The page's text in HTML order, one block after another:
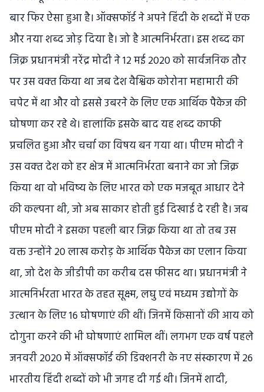
बार फिर ऐसा हुआ है। ऑक्‍सफॉर्ड ने अपने हिंदी के शब्‍दों में एक
और नया शब्‍द जोड़ दिया है। जो है आत्‍मनिर्भरता। इस शब्‍द का
जिक्र प्रधानमंत्री नरेंद्र मोदी ने 12 मई 2020 को सार्वजनिक तौर
पर उस वक्‍त किया था जब देश वैश्विक कोरोना महामारी की
चपेट में था और वो इससे उबरने के लिए एक आर्थिक पैकेज की
घोषणा कर रहे थे। हालांकि इसके बाद यह शब्‍द काफी
प्रचलित हुआ और चर्चा का विषय बन गया था। पीएम मोदी ने
उस वक्‍त देश को हर क्षेत्र में आत्‍मनिर्भरता बनाने का जो जिक्र
किया था वो भविष्‍य के लिए भारत को एक मजबूत आधार देने
की कल्‍पना थी, जो अब साकार होती हुई दिखाई दे रही है। जब
पीएम मोदी ने इसका पहली बार जिक्र किया था तो तब उस
वक्त उन्‍होंने 20 लाख करोड़ के आर्थिक पैकेज का एलान किया
था, जो देश के जीडीपी का करीब दस फीसद था। प्रधानमंत्री ने
आत्‍मनिर्भरता भारत के तहत सूक्ष्म, लघु एवं मध्यम उद्योगों के
उत्‍थान के लिए 16 घोषणाएं की थीं। जिनमें किसानों की आय को
दोगुना करने की भी घोषणाएं शामिल थीं। लगभग एक वर्ष पहले
जनवरी 2020 में ऑक्‍सफॉर्ड की डिक्‍शनरी के नए संस्कारण में 26
भारतीय हिंदी शब्दों को भी जगह दी गई थी। जिनमें शादी,